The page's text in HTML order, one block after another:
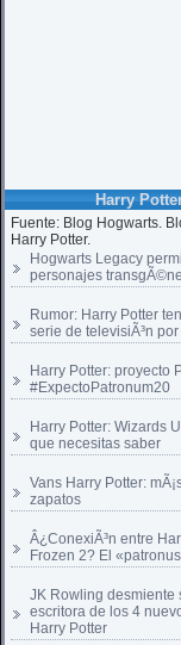
Harry
Fuente: Blog Hogwarts.
Harry Potter.
Hogwarts Legacy
personajes
Rumor: Harry Potter
serie de televisiÃ³n
Harry Potter: proyecto
#ExpectoPatronum20
Harry Potter: Wizards
que necesitas saber
Vans Harry Potter:
zapatos
Â¿ConexiÃ³n entre
Frozen 2? El
JK Rowling desmiente
escritora de los 4
Harry Potter